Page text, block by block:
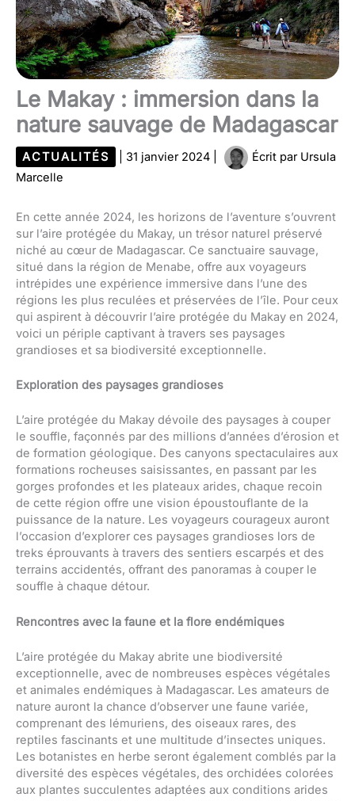
Le Makay : immersion dans la
nature sauvage de Madagascar
ACTUALITÉS 31 janvier 2024 Écrit par Ursula
Marcelle
En cette année 2024, les horizons de l’aventure s’ouvrent
sur l’aire protégée du Makay, un trésor naturel préservé
niché au cœur de Madagascar. Ce sanctuaire sauvage,
situé dans la région de Menabe, offre aux voyageurs
intrépides une expérience immersive dans l’une des
régions les plus reculées et préservées de l’île. Pour ceux
qui aspirent à découvrir l’aire protégée du Makay en 2024,
voici un périple captivant à travers ses paysages
grandioses et sa biodiversité exceptionnelle.
Exploration des paysages grandioses
L’aire protégée du Makay dévoile des paysages à couper
le souffle, façonnés par des millions d’années d’érosion et
de formation géologique. Des canyons spectaculaires aux
formations rocheuses saisissantes, en passant par les
gorges profondes et les plateaux arides, chaque recoin
de cette région offre une vision époustouflante de la
puissance de la nature. Les voyageurs courageux auront
l’occasion d’explorer ces paysages grandioses lors de
treks éprouvants à travers des sentiers escarpés et des
terrains accidentés, offrant des panoramas à couper le
souffle à chaque détour.
Rencontres avec la faune et la flore endémiques
L’aire protégée du Makay abrite une biodiversité
exceptionnelle, avec de nombreuses espèces végétales
et animales endémiques à Madagascar. Les amateurs de
nature auront la chance d’observer une faune variée,
comprenant des lémuriens, des oiseaux rares, des
reptiles fascinants et une multitude d’insectes uniques.
Les botanistes en herbe seront également comblés par la
diversité des espèces végétales, des orchidées colorées
aux plantes succulentes adaptées aux conditions arides